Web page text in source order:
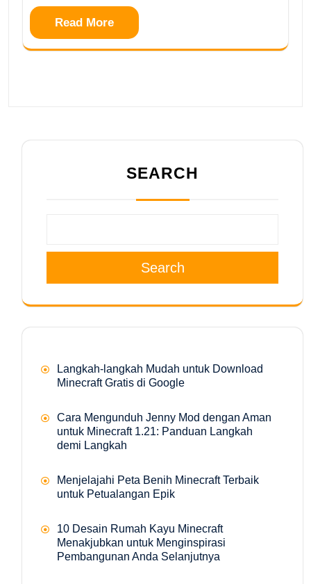
Read More
SEARCH
Search
Langkah-langkah Mudah untuk Download
Minecraft Gratis di Google
Cara Mengunduh Jenny Mod dengan Aman
untuk Minecraft 1.21: Panduan Langkah
demi Langkah
Menjelajahi Peta Benih Minecraft Terbaik
untuk Petualangan Epik
10 Desain Rumah Kayu Minecraft
Menakjubkan untuk Menginspirasi
Pembangunan Anda Selanjutnya